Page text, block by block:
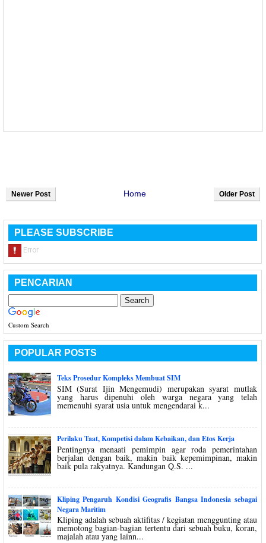
Newer Post Older Post
Home
PLEASE SUBSCRIBE
PENCARIAN
Custom Search
POPULAR POSTS
Teks Prosedur Kompleks Membuat SIM
SIM (Surat Ijin Mengemudi) merupakan syarat mutlak
yang harus dipenuhi oleh warga negara yang telah
memenuhi syarat usia untuk mengendarai k...
Perilaku Taat, Kompetisi dalam Kebaikan, dan Etos Kerja
Pentingnya menaati pemimpin agar roda pemerintahan
berjalan dengan baik, makin baik kepemimpinan, makin
baik pula rakyatnya. Kandungan Q.S. ...
Kliping Pengaruh Kondisi Geografis Bangsa Indonesia sebagai
Negara Maritim
Kliping adalah sebuah aktifitas / kegiatan menggunting atau
memotong bagian-bagian tertentu dari sebuah buku, koran,
majalah atau yang lainn...